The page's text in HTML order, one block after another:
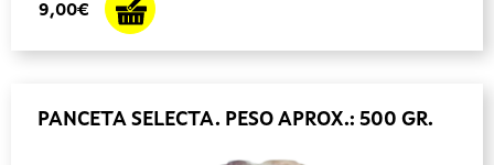
9,00€
PANCETA SELECTA. PESO APROX.: 500 GR.